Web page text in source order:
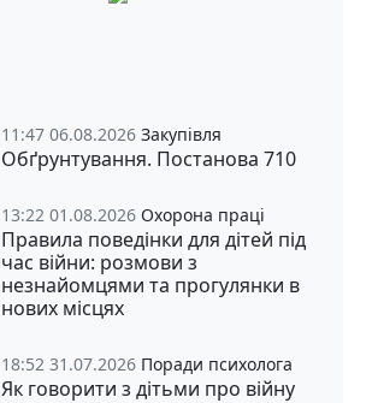
11:47 06.08.2026 Закупівля
Обґрунтування. Постанова 710
13:22 01.08.2026 Охорона праці
Правила поведінки для дітей під
час війни: розмови з
незнайомцями та прогулянки в
нових місцях
18:52 31.07.2026 Поради психолога
Як говорити з дітьми про війну